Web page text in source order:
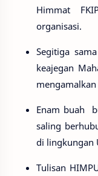
Himmat
organisasi.
Segitiga
keajegan
Enam buah
saling
di lingkungan
Tulisan